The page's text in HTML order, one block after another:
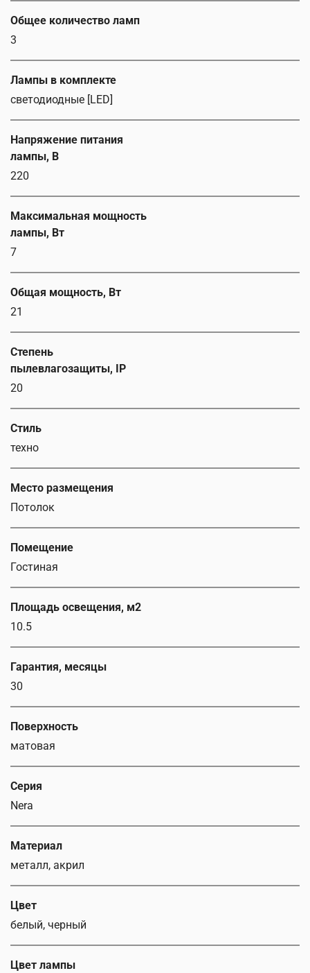
Общее количество ламп
3
Лампы в комплекте
светодиодные [LED]
Напряжение питания
лампы, В
220
Максимальная мощность
лампы, Вт
7
Общая мощность, Вт
21
Степень
пылевлагозащиты, IP
20
Стиль
техно
Место размещения
Потолок
Помещение
Гостиная
Площадь освещения, м2
10.5
Гарантия, месяцы
30
Поверхность
матовая
Серия
Nera
Материал
металл, акрил
Цвет
белый, черный
Цвет лампы